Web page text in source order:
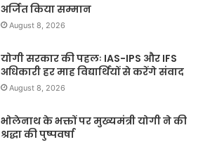
अर्जित किया सम्मान
August 8, 2026
योगी सरकार की पहलः IAS-IPS और IFS
अधिकारी हर माह विद्यार्थियों से करेंगे संवाद
August 8, 2026
भोलेनाथ के भक्तों पर मुख्यमंत्री योगी ने की
श्रद्धा की पुष्पवर्षा